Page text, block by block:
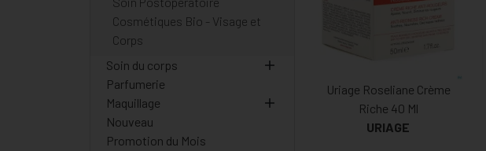
Uriage Roseliane Crème
Riche 40 Ml
URIAGE
Cosmétiques Bio - Visage et
Corps
Soin du corps
Parfumerie
Maquillage
Nouveau
Promotion du Mois